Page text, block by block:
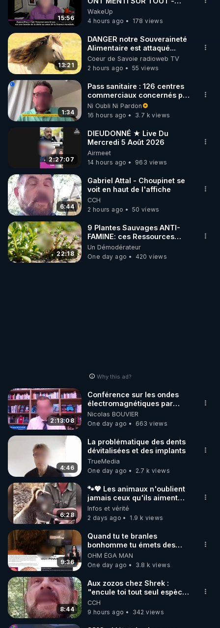
Rendez-vous sur
http://rgnr.li/lechoubrave
code : REGENERE10
▶ 30 jours gratuit sur l’application de méditation et
de bien-être ENVOL :
Rendez-vous sur https://www.envol.app/code
le code : REGENERE
15:56
Jocelyne Traduction
WakeUp
4 hours ago
178 views
13:21
DANGER notre Souveraineté
Alimentaire est attaqué...
Coeur de Savoie radioweb TV
2 hours ago
55 views
1:34
Pass sanitaire : 126 centres
commerciaux concernés par
l'obligation dans toute la
France
Ni Oubli Ni Pardon
16 hours ago
3.7 k views
2:27:07
DIEUDONNÉ ★ Live Du
Mercredi 5 Août 2026
Airmeet
14 hours ago
963 views
6:44
Gabriel Attal - Choupinet se
voit en haut de l'affiche
CCH
2 hours ago
50 views
22:18
9 Plantes Sauvages ANTI-
FAMINE: ces Ressources
JARDIN&des Haies
Un Démodérateur
One day ago
420 views
Why this ad?
2:13:08
Conférence sur les ondes
électromagnétiques par
Grégoire Caustru et Bart de
Wever !
Nicolas BOUVIER
One day ago
663 views
4:46
La problématique des dents
dévitalisées et des implants
TrueMedia
One day ago
2.7 k views
6:28
🐾💖 Les animaux n'oublient
jamais ceux qu'ils aiment…
🥹❤️
Infos et vérité
2 days ago
1.9 k views
9:36
Quand tu te branles
bonhomme tu émets des
ondes ils ont juste omis de
t'expliquer
OHM ÉGA MAN
One day ago
3.8 k views
8:44
Aux zozos chez Shrek :
"encule toi tout seul espèce
de mal polish"
CCH
9 hours ago
342 views